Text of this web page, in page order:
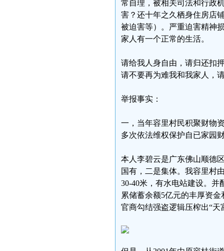
常自理，被相关司法和行政
害？还十年之久栖身住房店
被迫害等）。严重迫害精神
家人有一个正常的生活。
请给我人身自由，请归还扣
请不要再为难我和我家人，
举报事实：
一，当年容里村民积聚财物
多次依法维权保护自已家园
本人李碧云是广东佛山顺德
国有，二是集体。我容里村
30-40米，有水电站建设。
累储蓄余额5亿元的丰厚资
官商勾结强盗逻辑压榨出“